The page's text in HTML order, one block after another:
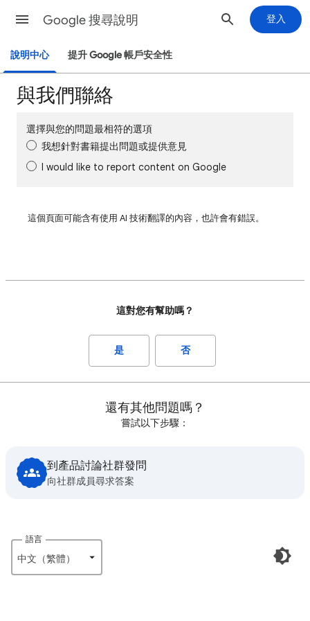
Google 搜尋說明 登入
說明中心 提升 Google 帳戶安全性
與我們聯絡
選擇與您的問題最相符的選項
我想針對書籍提出問題或提供意見
I would like to report content on Google
這個頁面可能含有使用 AI 技術翻譯的內容，也許會有錯誤。
這對您有幫助嗎？
是 否
還有其他問題嗎？
嘗試以下步驟：
到產品討論社群發問
向社群成員尋求答案
語言
中文（繁體）‎